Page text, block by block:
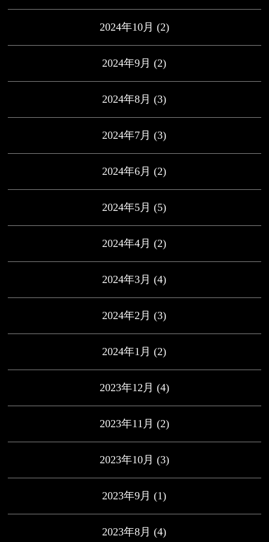
2024年10月 (2)
2024年9月 (2)
2024年8月 (3)
2024年7月 (3)
2024年6月 (2)
2024年5月 (5)
2024年4月 (2)
2024年3月 (4)
2024年2月 (3)
2024年1月 (2)
2023年12月 (4)
2023年11月 (2)
2023年10月 (3)
2023年9月 (1)
2023年8月 (4)